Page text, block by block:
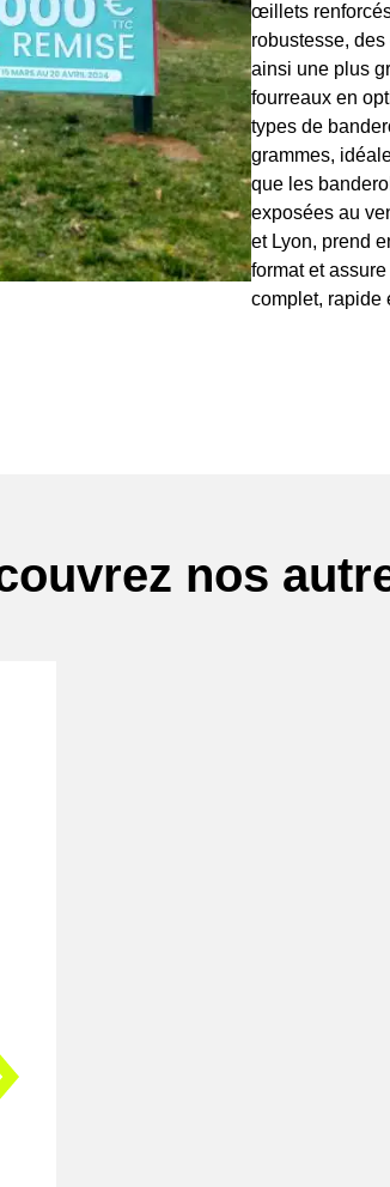
œillets
robustesse,
ainsi une plus
fourreaux en
types de
grammes,
que les
exposées au
et Lyon, prend
format et
complet, rapide
nos